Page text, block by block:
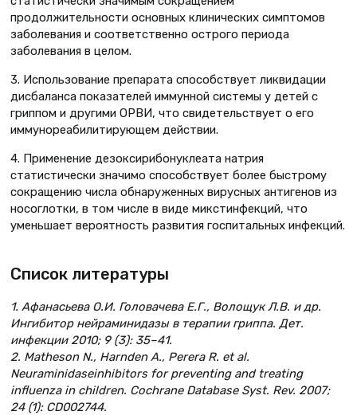
продолжительности основных клинических симптомов
заболевания и соответственно острого периода
заболевания в целом.
3. Использование препарата способствует ликвидации
дисбаланса показателей иммунной системы у детей с
гриппом и другими ОРВИ, что свидетельствует о его
иммунореабилитирующем действии.
4. Применение дезоксирибонуклеата натрия
статистически значимо способствует более быстрому
сокращению числа обнаруженных вирусных антигенов из
носоглотки, в том числе в виде микстинфекций, что
уменьшает вероятность развития госпитальных инфекций.
Список литературы
1. Афанасьева О.И. Головачева Е.Г., Волощук Л.В. и др.
Ингибитор нейраминидазы в терапии гриппа. Дет.
инфекции 2010; 9 (3): 35–41.
2. Matheson N., Harnden A., Perera R. et al.
Neuraminidaseinhibitors for preventing and treating
influenza in children. Cochrane Database Syst. Rev. 2007;
24 (1): CD002744.